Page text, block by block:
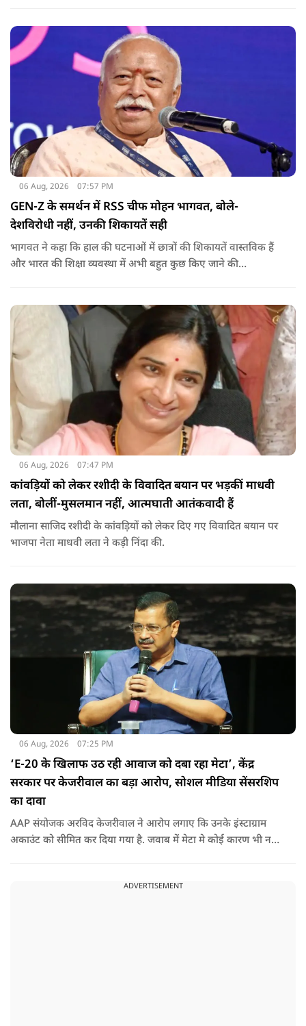
06 Aug, 2026 07:57 PM
GEN-Z के समर्थन में RSS चीफ मोहन भागवत, बोले-
देशविरोधी नहीं, उनकी शिकायतें सही
भागवत ने कहा कि हाल की घटनाओं में छात्रों की शिकायतें वास्तविक हैं
और भारत की शिक्षा व्यवस्था में अभी बहुत कुछ किए जाने की
06 Aug, 2026 07:47 PM
कांवड़ियों को लेकर रशीदी के विवादित बयान पर भड़कीं माधवी
लता, बोलीं-मुसलमान नहीं, आत्मघाती आतंकवादी हैं
मौलाना साजिद रशीदी के कांवड़ियों को लेकर दिए गए विवादित बयान पर
भाजपा नेता माधवी लता ने कड़ी निंदा की.
06 Aug, 2026 07:25 PM
‘E-20 के खिलाफ उठ रही आवाज को दबा रहा मेटा’, केंद्र
सरकार पर केजरीवाल का बड़ा आरोप, सोशल मीडिया सेंसरशिप
का दावा
AAP संयोजक अरविद केजरीवाल ने आरोप लगाए कि उनके इंस्टाग्राम
अकाउंट को सीमित कर दिया गया है. जवाब में मेटा मे कोई कारण भी नहीं
ADVERTISEMENT